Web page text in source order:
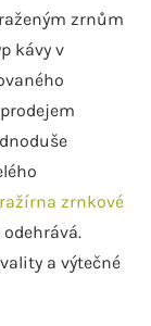
zrnům
kávy v
zrnkové
a výtečné